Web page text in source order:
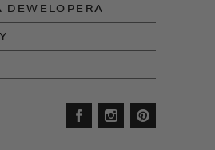
DEWELOPERA